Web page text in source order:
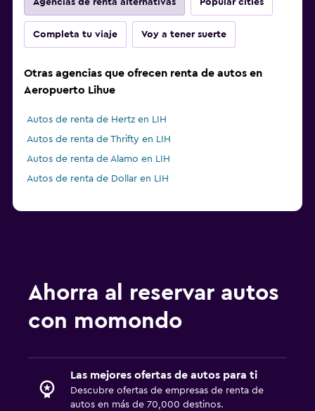
Agencias de renta alternativas Popular cities
Completa tu viaje Voy a tener suerte
Otras agencias que ofrecen renta de autos en
Aeropuerto Lihue
Autos de renta de Hertz en LIH
Autos de renta de Thrifty en LIH
Autos de renta de Alamo en LIH
Autos de renta de Dollar en LIH
Ahorra al reservar autos
con momondo
Las mejores ofertas de autos para ti
Descubre ofertas de empresas de renta de
autos en más de 70,000 destinos.